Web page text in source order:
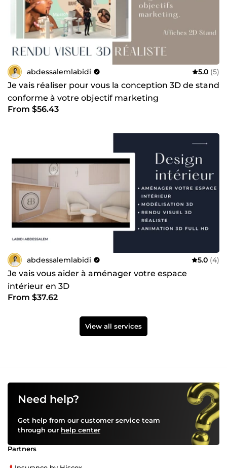
abdessalemlabidi 5.0 (5)
Je vais réaliser pour vous la conception 3D de stand
conforme à votre objectif marketing
From $56.43
abdessalemlabidi 5.0 (4)
Je vais vous aider à aménager votre espace
intérieur en 3D
From $37.62
View all services
Need help?
Get help from our customer service team
through our help center
Partners